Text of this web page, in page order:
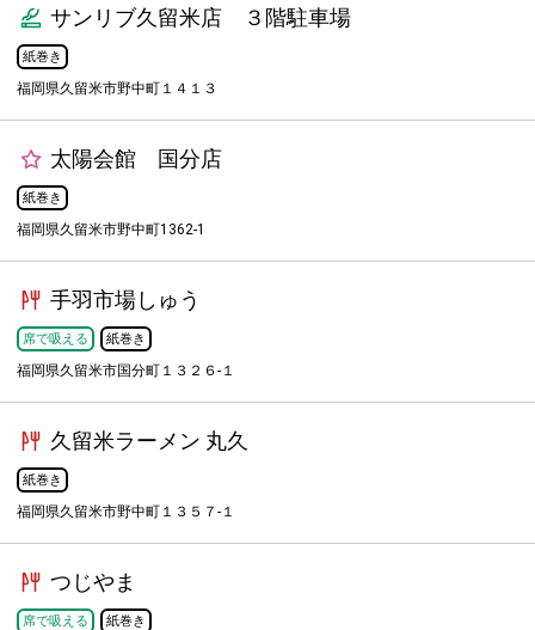
サンリブ久留米店 ３階駐車場
紙巻き
福岡県久留米市野中町１４１３
太陽会館 国分店
紙巻き
福岡県久留米市野中町1362-1
手羽市場しゅう
席で吸える 紙巻き
福岡県久留米市国分町１３２６-１
久留米ラーメン 丸久
紙巻き
福岡県久留米市野中町１３５７-１
つじやま
席で吸える 紙巻き